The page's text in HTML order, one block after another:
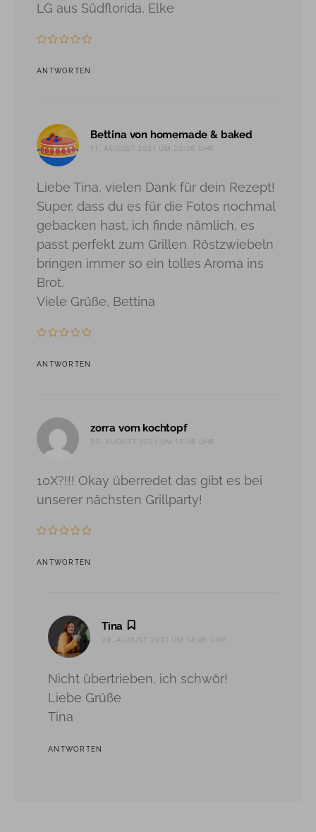
LG aus Südflorida, Elke
ANTWORTEN
Bettina von homemade & baked
11. AUGUST 2021 UM 20:06 UHR
Liebe Tina, vielen Dank für dein Rezept!
Super, dass du es für die Fotos nochmal
gebacken hast, ich finde nämlich, es
passt perfekt zum Grillen. Röstzwiebeln
bringen immer so ein tolles Aroma ins
Brot.
Viele Grüße, Bettina
ANTWORTEN
zorra vom kochtopfsagt:
20. AUGUST 2021 UM 15:08 UHR
10X?!!! Okay überredet das gibt es bei
unserer nächsten Grillparty!
ANTWORTEN
Tina
29. AUGUST 2021 UM 14:45 UHR
Nicht übertrieben, ich schwör!
Liebe Grüße
Tina
ANTWORTEN